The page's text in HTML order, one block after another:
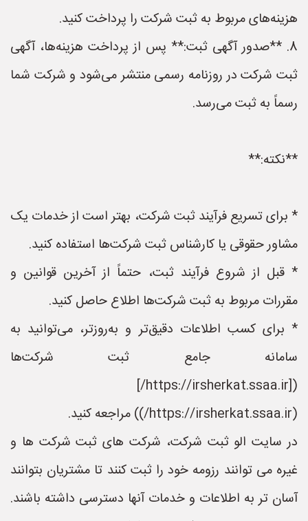
هزینه‌های مربوط به ثبت شرکت را پرداخت کنید.
8. **صدور آگهی ثبت:** پس از پرداخت هزینه‌ها، آگهی
ثبت شرکت در روزنامه رسمی منتشر می‌شود و شرکت شما
رسماً به ثبت می‌رسد.
**نکته:**
* برای تسریع فرآیند ثبت شرکت، بهتر است از خدمات یک
مشاور حقوقی یا کارشناس ثبت شرکت‌ها استفاده کنید.
* قبل از شروع فرآیند ثبت، حتماً از آخرین قوانین و
مقررات مربوط به ثبت شرکت‌ها اطلاع حاصل کنید.
* برای کسب اطلاعات دقیق‌تر و به‌روزتر، می‌توانید به
سامانه جامع ثبت شرکت‌ها
([https://irsherkat.ssaa.ir/]
(https://irsherkat.ssaa.ir/)) مراجعه کنید.
در سایت الو ثبت شرکت، شرکت های ثبت شرکت ها و
غیره می توانند رزومه خود را ثبت کنند تا مشتریان بتوانند
آسان تر به اطلاعات و خدمات آنها دسترسی داشته باشند.